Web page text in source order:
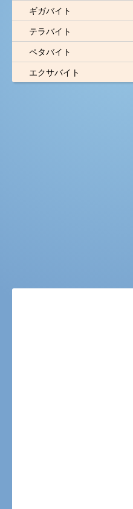
ギガバイト
テラバイト
ペタバイト
エクサバイト